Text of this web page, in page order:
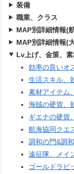
装備
職業、クラス
MAP別詳細情報(
MAP別詳細情報(
Lv上げ、金策、
効率の良いオ
生活スキル、
素材アイテム
海賊の硬貨、
ギエナの硬貨
航海協同クエ
調和の門&調
遠征隊、メイ
ゴールドラビ